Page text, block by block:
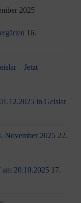
2025
16.
– Jetzt
in Geislar
November 2025 22.
20.10.2025 17.